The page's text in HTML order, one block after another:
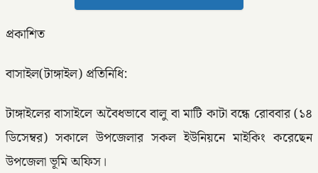
প্রকাশিত
বাসাইল(টাঙ্গাইল) প্রতিনিধি:
টাঙ্গাইলের বাসাইলে অবৈধভাবে বালু বা মাটি কাটা বন্ধে রোববার (১৪
ডিসেম্বর) সকালে উপজেলার সকল ইউনিয়নে মাইকিং করেছেন
উপজেলা ভূমি অফিস।